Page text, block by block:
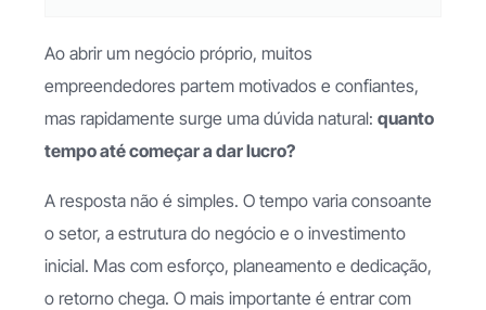
Ao abrir um negócio próprio, muitos
empreendedores partem motivados e confiantes,
mas rapidamente surge uma dúvida natural: quanto
tempo até começar a dar lucro?
A resposta não é simples. O tempo varia consoante
o setor, a estrutura do negócio e o investimento
inicial. Mas com esforço, planeamento e dedicação,
o retorno chega. O mais importante é entrar com